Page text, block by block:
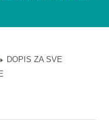
DOPIS ZA SVE